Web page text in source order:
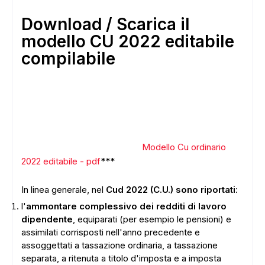
Download / Scarica il
modello CU 2022 editabile
compilabile
Modello Cu ordinario
2022 editabile - pdf***
In linea generale, nel Cud 2022 (C.U.) sono riportati:
l'ammontare complessivo dei redditi di lavoro
dipendente, equiparati (per esempio le pensioni) e
assimilati corrisposti nell'anno precedente e
assoggettati a tassazione ordinaria, a tassazione
separata, a ritenuta a titolo d'imposta e a imposta